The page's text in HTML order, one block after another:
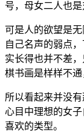
号，母女二人也是
可是人的欲望是
自己名声的弱点
实长得也并不差
棋书画是样样不通
所以看起来并没
心目中理想的女
喜欢的类型。